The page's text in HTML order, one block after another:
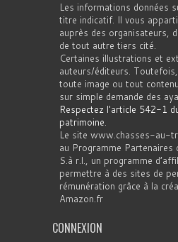
Les informations données
titre indicatif. Il vous
auprès des organisateurs,
de tout autre tiers cité.
Certaines illustrations et
auteurs/éditeurs.
toute image ou tout
sur simple demande des
Respectez l'article 542-1
patrimoine.
Le site www.chasses-au-
au Programme Partenaires
S.à r.l., un programme
permettre à des sites de
rémunération grâce à la
Amazon.fr
CONNEXION